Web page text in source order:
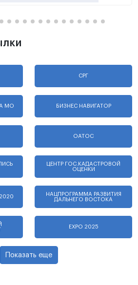
СРГ
МО БИЗНЕС НАВИГАТОР
ОАТОС
ЦЕНТР ГОС.КАДАСТРОВОЙ
ОЦЕНКИ
НАЦПРОГРАММА РАЗВИТИЯ
ДАЛЬНЕГО ВОСТОКА
EXPO 2025
Показать еще